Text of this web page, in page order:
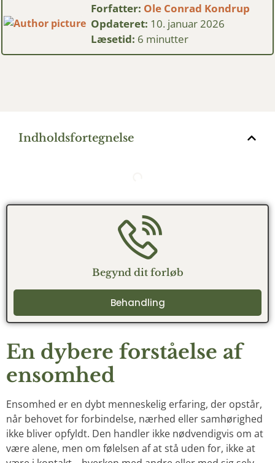
Forfatter: Ole Conrad Kondrup
Opdateret: 10. januar 2026
Læsetid: 6 minutter
Indholdsfortegnelse
Begynd dit forløb
Behandling
En dybere forståelse af
ensomhed
Ensomhed er en dybt menneskelig erfaring, der opstår,
når behovet for forbindelse, nærhed eller samhørighed
ikke bliver opfyldt. Den handler ikke nødvendigvis om at
være alene, men om følelsen af at stå uden for, ikke at